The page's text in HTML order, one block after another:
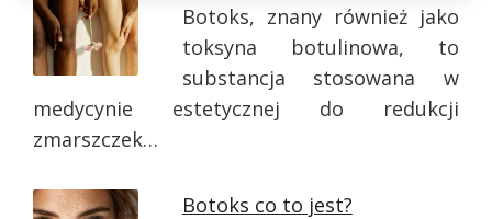
Botoks, znany również jako
toksyna botulinowa, to
substancja stosowana w
medycynie estetycznej do redukcji
zmarszczek…
Botoks co to jest?